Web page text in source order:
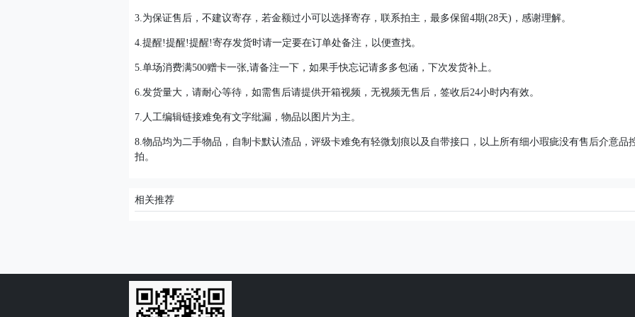
3.为保证售后，不建议寄存，若金额过小可以选择寄存，联系拍主，最多保留4期(28天)，感谢理解。
4.提醒!提醒!提醒!寄存发货时请一定要在订单处备注，以便查找。
5.单场消费满500赠卡一张,请备注一下，如果手快忘记请多多包涵，下次发货补上。
6.发货量大，请耐心等待，如需售后请提供开箱视频，无视频无售后，签收后24小时内有效。
7.人工编辑链接难免有文字纰漏，物品以图片为主。
8.物品均为二手物品，自制卡默认渣品，评级卡难免有轻微划痕以及自带接口，以上所有细小瑕疵没有售后介意品
拍。
相关推荐